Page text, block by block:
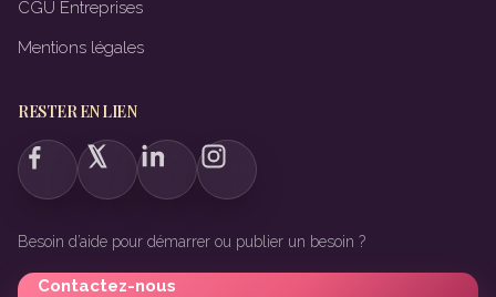
CGU Entreprises
Mentions légales
RESTER EN LIEN
Besoin d’aide pour démarrer ou publier un besoin ?
Contactez-nous